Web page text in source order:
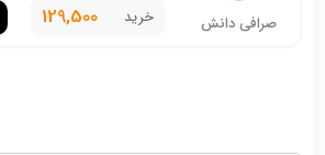
صرافی دانش خرید 129,500